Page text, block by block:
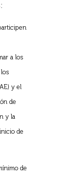
a los
y el
de
y la
de
de